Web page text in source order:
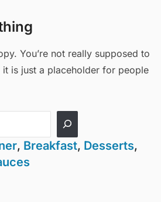
You’re not really supposed to
is just a placeholder for people
, Breakfast, Desserts,